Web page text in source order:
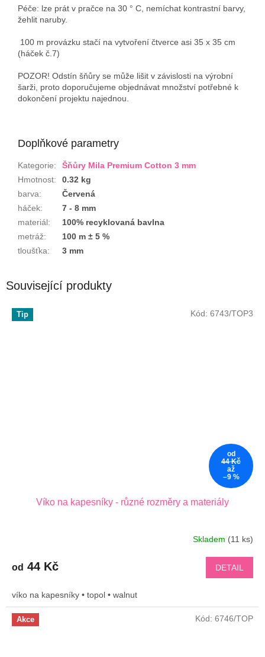
Péče: lze prát v pračce na 30 ° C, nemíchat kontrastní barvy,
žehlit naruby.
100 m provázku stačí na vytvoření čtverce asi 35 x 35 cm
(háček č.7)
POZOR! Odstín šňůry se může lišit v závislosti na výrobní
šarži, proto doporučujeme objednávat množství potřebné k
dokončení projektu najednou.
Doplňkové parametry
Kategorie:
Šňůry Mila Premium Cotton 3 mm
Hmotnost:
0.32 kg
barva:
Červená
háček:
7 - 8 mm
materiál:
100% recyklovaná bavlna
metráž:
100 m ± 5 %
tloušťka: 3 mm
Související produkty
Tip
od
44 Kč
až
–9 %
Víko na kapesníky - různé rozměry a materiály
Skladem (11 ks)
od 44 Kč DETAIL
víko na kapesníky • topol • walnut
Kód: 6743/TOP3
Akce Kód: 6746/TOP